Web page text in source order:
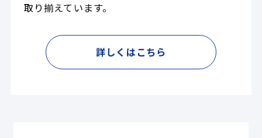
取り揃えています。
詳しくはこちら